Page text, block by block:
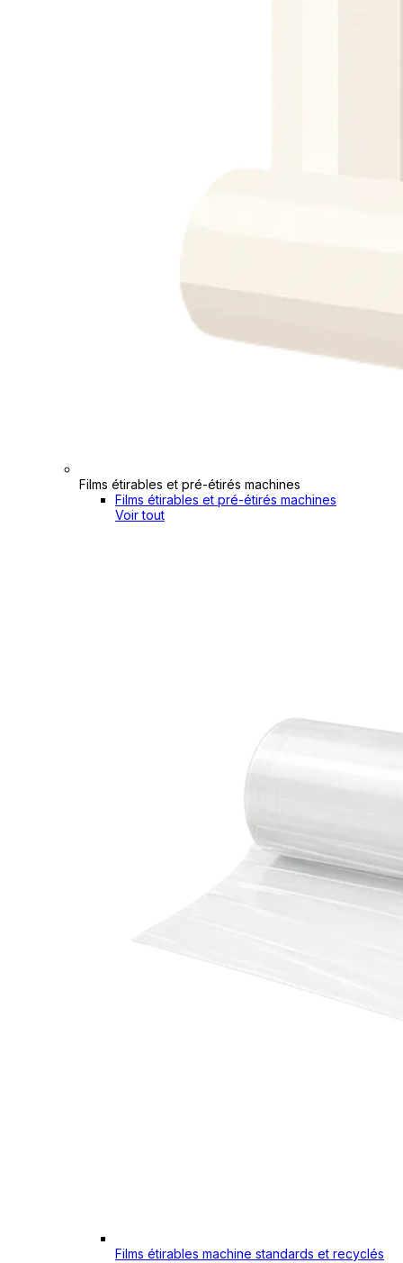
Films étirables et pré-étirés machines
Films étirables et pré-étirés machines
Voir tout
Films étirables machine standards et recyclés